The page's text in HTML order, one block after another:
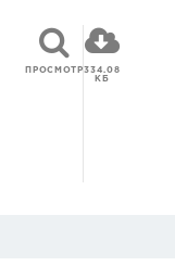
ПРОСМОТР334.08
КБ